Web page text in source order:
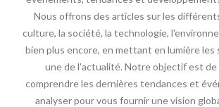
Nous offrons des articles sur les
culture, la société, la technologie,
bien plus encore, en mettant en lumière les
une de l'actualité. Notre objectif est de
comprendre les dernières tendances et
analyser pour vous fournir une vision